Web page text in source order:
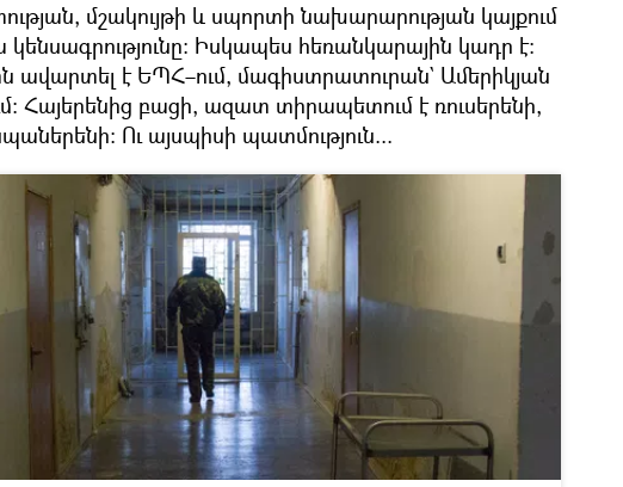
մշակույթի և սպորտի նախարարության կայքում
կենսագրությունը։ Իսկապես հեռանկարային կադր է։
ավարտել է ԵՊՀ–ում, մագիստրատուրան` Ամերիկյան
Հայերենից բացի, ազատ տիրապետում է ռուսերենի,
Ու այսպիսի պատմություն...